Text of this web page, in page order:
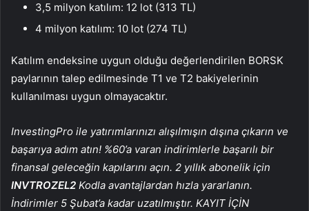
3,5 milyon katılım: 12 lot (313 TL)
4 milyon katılım: 10 lot (274 TL)
Katılım endeksine uygun olduğu değerlendirilen BORSK
paylarının talep edilmesinde T1 ve T2 bakiyelerinin
kullanılması uygun olmayacaktır.
InvestingPro ile yatırımlarınızı alışılmışın dışına çıkarın ve
başarıya adım atın! %60’a varan indirimlerle başarılı bir
finansal geleceğin kapılarını açın. 2 yıllık abonelik için
INVTROZEL2 Kodla avantajlardan hızla yararlanın.
İndirimler 5 Şubat’a kadar uzatılmıştır. KAYIT İÇİN